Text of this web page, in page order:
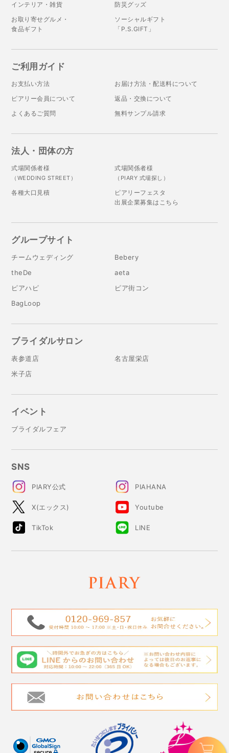
インテリア・雑貨
防災グッズ
お取り寄せグルメ・
食品ギフト
ソーシャルギフト
「P.S.GIFT」
ご利用ガイド
お支払い方法
お届け方法・配送料について
ピアリー会員について
返品・交換について
よくあるご質問
無料サンプル請求
法人・団体の方
式場関係者様
（WEDDING STREET）
式場関係者様
（PIARY 式場探し）
各種大口見積
ピアリーフェスタ
出展企業募集はこちら
グループサイト
チームウェディング
Bebery
theDe
aeta
ピアハピ
ピア街コン
BagLoop
ブライダルサロン
表参道店
名古屋栄店
米子店
イベント
ブライダルフェア
SNS
PIARY公式 PIAHANA
X(エックス) Youtube
TikTok LINE